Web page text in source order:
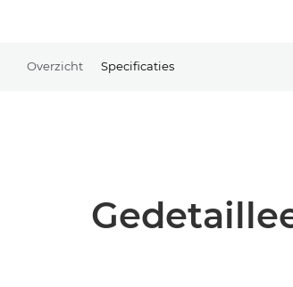
Overzicht Specificaties